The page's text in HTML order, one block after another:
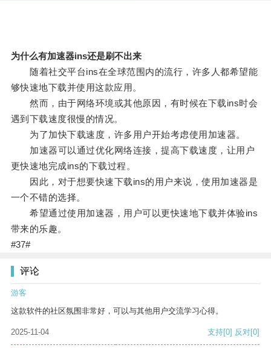
为什么有加速器ins还是刷不出来
随着社交平台ins在全球范围内的流行，许多人都希望能
够快速地下载并使用这款应用。
然而，由于网络环境或其他原因，有时候在下载ins时会
遇到下载速度很慢的情况。
为了加快下载速度，许多用户开始考虑使用加速器。
加速器可以通过优化网络连接，提高下载速度，让用户
更快速地完成ins的下载过程。
因此，对于想要快速下载ins的用户来说，使用加速器是
一个不错的选择。
希望通过使用加速器，用户可以更快速地下载并体验ins
带来的乐趣。
#37#
评论
游客
这款软件的社区氛围非常好，可以与其他用户交流学习心得。
2025-11-04 支持[0] 反对[0]